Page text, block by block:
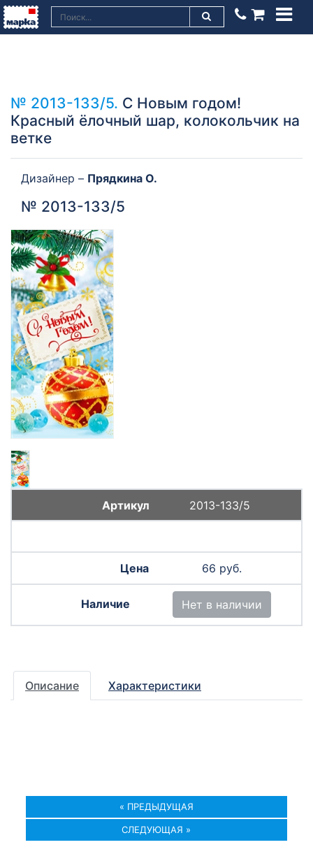
№ 2013-133/5. С Новым годом!
Красный ёлочный шар, колокольчик на
ветке
Дизайнер – Прядкина О.
№ 2013-133/5
2013-133/5
66 руб.
Нет в наличии
Описание Характеристики
« ПРЕДЫДУЩАЯ
СЛЕДУЮЩАЯ »